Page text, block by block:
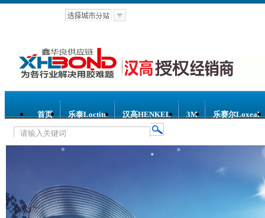
首页 乐泰Loctite 汉高HENKEL 3M 乐赛尔Loxeal
热门关键词： 乐泰胶水 汉高胶水 乐赛尔胶水 3M胶水